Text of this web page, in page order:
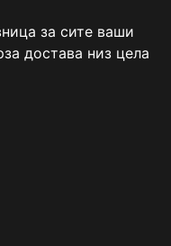
за сите ваши
достава низ цела